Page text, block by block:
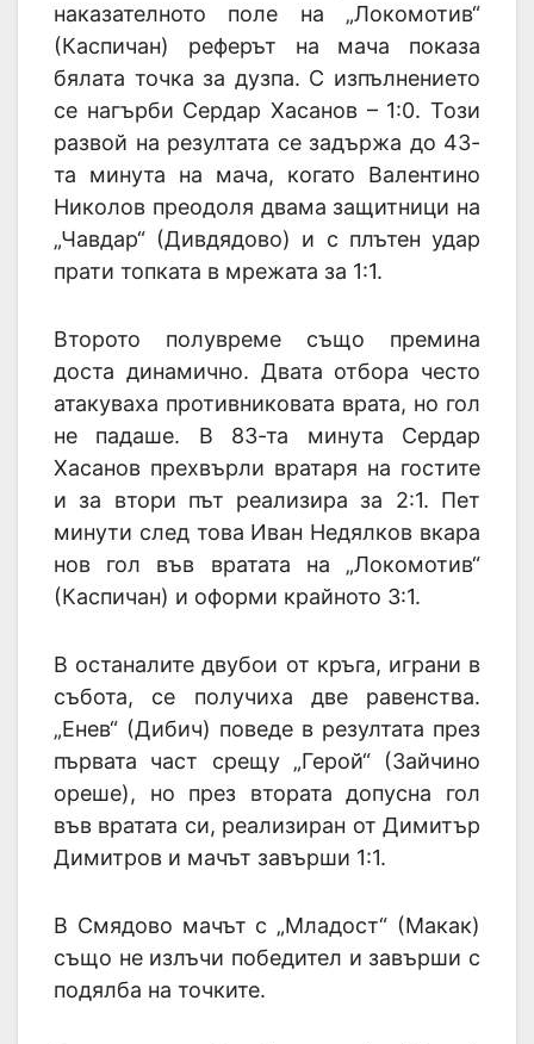
наказателното поле на „Локомотив“
(Каспичан) реферът на мача показа
бялата точка за дузпа. С изпълнението
се нагърби Сердар Хасанов – 1:0. Този
развой на резултата се задържа до 43-
та минута на мача, когато Валентино
Николов преодоля двама защитници на
„Чавдар“ (Дивдядово) и с плътен удар
прати топката в мрежата за 1:1.
Второто полувреме също премина
доста динамично. Двата отбора често
атакуваха противниковата врата, но гол
не падаше. В 83-та минута Сердар
Хасанов прехвърли вратаря на гостите
и за втори път реализира за 2:1. Пет
минути след това Иван Недялков вкара
нов гол във вратата на „Локомотив“
(Каспичан) и оформи крайното 3:1.
В останалите двубои от кръга, играни в
събота, се получиха две равенства.
„Енев“ (Дибич) поведе в резултата през
първата част срещу „Герой“ (Зайчино
ореше), но през втората допусна гол
във вратата си, реализиран от Димитър
Димитров и мачът завърши 1:1.
В Смядово мачът с „Младост“ (Макак)
също не излъчи победител и завърши с
подялба на точките.